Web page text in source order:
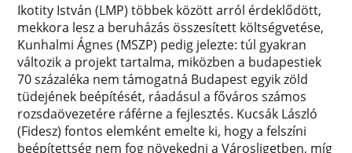
Ikotity István (LMP) többek között arról érdeklődött,
mekkora lesz a beruházás összesített költségvetése,
Kunhalmi Ágnes (MSZP) pedig jelezte: túl gyakran
változik a projekt tartalma, miközben a budapestiek
70 százaléka nem támogatná Budapest egyik zöld
tüdejének beépítését, ráadásul a főváros számos
rozsdaövezetére ráférne a fejlesztés. Kucsák László
(Fidesz) fontos elemként emelte ki, hogy a felszíni
beépítettség nem fog növekedni a Városligetben, míg